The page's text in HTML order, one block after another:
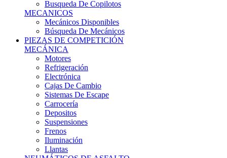
Mecánicos Disponibles
Búsqueda De Mecánicos
PIEZAS DE COMPETICIÓN
MECÁNICA
Motores
Refrigeración
Electrónica
Cajas De Cambio
Sistemas De Escape
Carrocería
Depositos
Suspensiones
Frenos
Iluminación
Llantas
NEUMÁTICOS DE ASFALTO
Asfalto 13 O Menos